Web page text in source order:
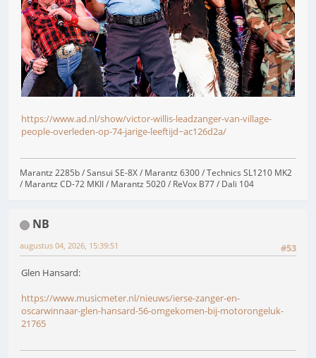
https://www.ad.nl/show/victor-willis-leadzanger-van-village-
people-overleden-op-74-jarige-leeftijd~ac126d2a/
Marantz 2285b / Sansui SE-8X / Marantz 6300 / Technics SL1210 MK2
/ Marantz CD-72 MKII / Marantz 5020 / ReVox B77 / Dali 104
NB
#53
augustus 04, 2026, 15:39:51
Glen Hansard:
https://www.musicmeter.nl/nieuws/ierse-zanger-en-
oscarwinnaar-glen-hansard-56-omgekomen-bij-motorongeluk-
21765